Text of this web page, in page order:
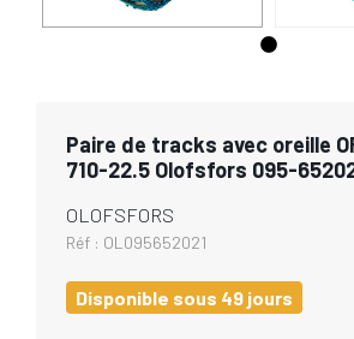
Paire de tracks avec oreille
710-22.5 Olofsfors 095-
OLOFSFORS
Réf : OL095652021
Disponible sous 49 jours